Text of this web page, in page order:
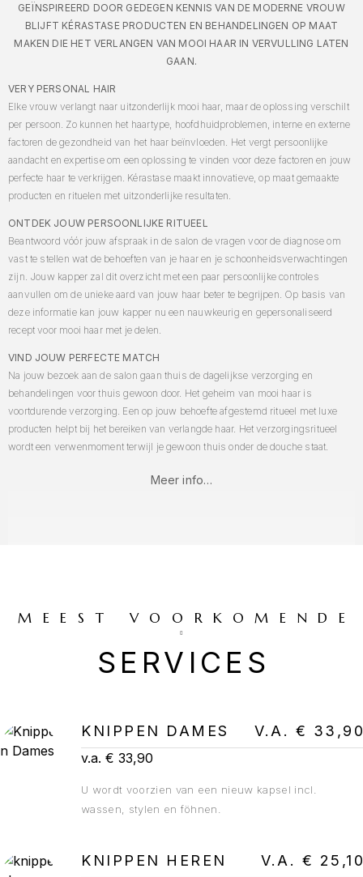
GEÏNSPIREERD DOOR GEDEGEN KENNIS VAN DE MODERNE VROUW
BLIJFT KÉRASTASE PRODUCTEN EN BEHANDELINGEN OP MAAT
MAKEN DIE HET VERLANGEN VAN MOOI HAAR IN VERVULLING LATEN
GAAN.
VERY PERSONAL HAIR
Elke vrouw verlangt naar uitzonderlijk mooi haar, maar de oplossing verschilt
per persoon. Zo kunnen het haartype, hoofdhuidproblemen, interne en externe
factoren de gezondheid van het haar beïnvloeden. Het vergt persoonlijke
aandacht en expertise om een oplossing te vinden voor deze factoren en jouw
perfecte haar te verkrijgen. Kérastase maakt innovatieve, op maat gemaakte
producten en rituelen met uitzonderlijke resultaten.
ONTDEK JOUW PERSOONLIJKE RITUEEL
Beantwoord vóór jouw afspraak in de salon de vragen voor de diagnose om
vast te stellen wat de behoeften van je haar en je schoonheidsverwachtingen
zijn. Jouw kapper zal dit overzicht met een paar persoonlijke controles
aanvullen om de unieke aard van jouw haar beter te begrijpen. Op basis van
deze informatie kan jouw kapper nu een nauwkeurig en gepersonaliseerd
recept voor mooi haar met je delen.
VIND JOUW PERFECTE MATCH
Na jouw bezoek aan de salon gaan thuis de dagelijkse verzorging en
behandelingen voor thuis gewoon door. Het geheim van mooi haar is
voortdurende verzorging. Een op jouw behoefte afgestemd ritueel met luxe
producten helpt bij het bereiken van verlangde haar. Het verzorgingsritueel
wordt een verwenmoment terwijl je gewoon thuis onder de douche staat.
Meer info…
MEEST VOORKOMENDE
SERVICES
KNIPPEN DAMES V.A. €
v.a. € 33,90
U wordt voorzien van een nieuw kapsel incl.
wassen, stylen en föhnen.
KNIPPEN HEREN V.A. €